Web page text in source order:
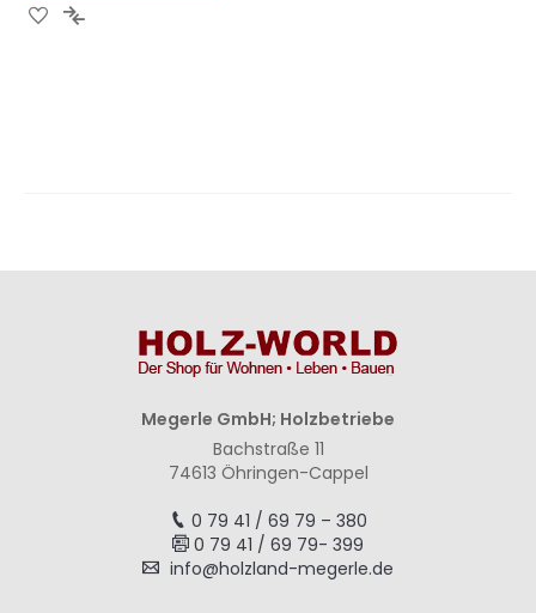
Zur Zur
Megerle GmbH; Holzbetriebe
Bachstraße 11
74613 Öhringen-Cappel
0 79 41 / 69 79 – 380
0 79 41 / 69 79- 399
info@holzland-megerle.de